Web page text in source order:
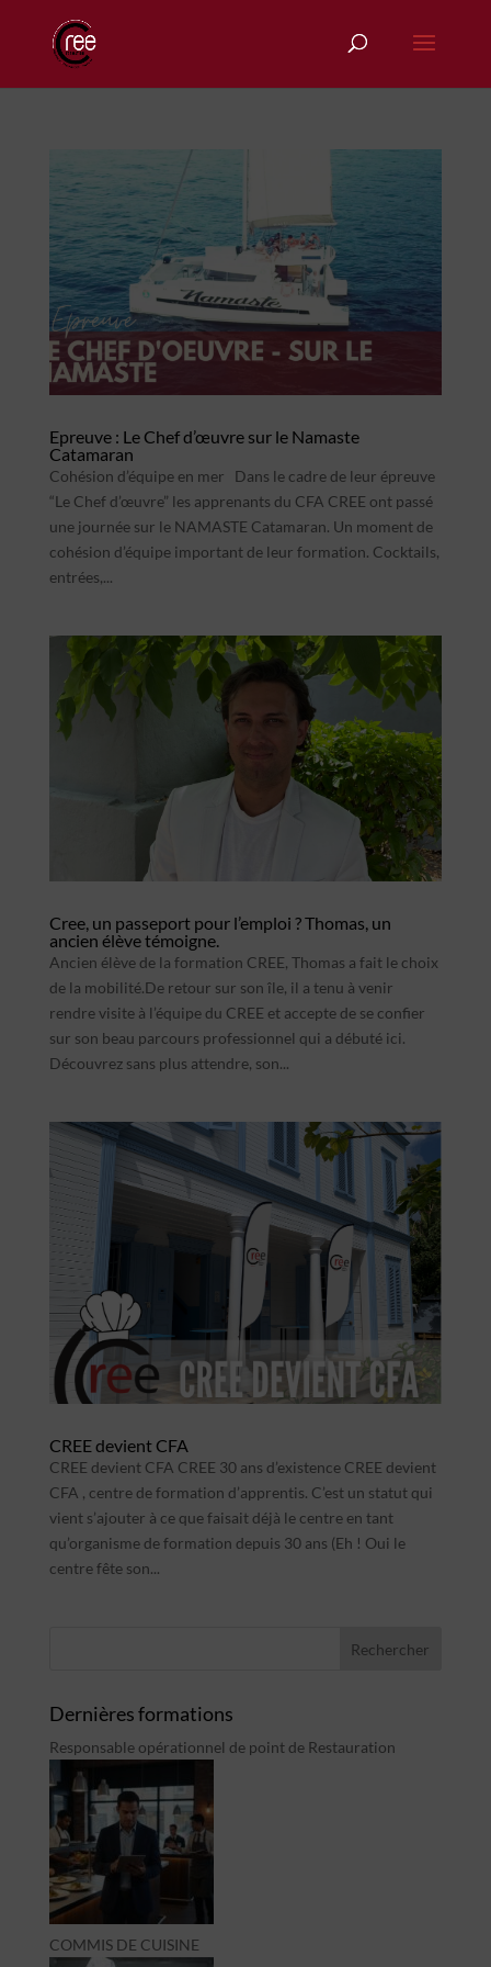
Epreuve : Le Chef d’œuvre sur le Namaste
Catamaran
Cohésion d’équipe en mer Dans le cadre de leur épreuve
“Le Chef d’œuvre” les apprenants du CFA CREE ont passé
une journée sur le NAMASTE Catamaran. Un moment de
cohésion d’équipe important de leur formation. Cocktails,
entrées,...
Cree, un passeport pour l’emploi ? Thomas, un
ancien élève témoigne.
Ancien élève de la formation CREE, Thomas a fait le choix
de la mobilité.De retour sur son île, il a tenu à venir
rendre visite à l’équipe du CREE et accepte de se confier
sur son beau parcours professionnel qui a débuté ici.
Découvrez sans plus attendre, son...
CREE devient CFA
CREE devient CFA CREE 30 ans d’existence CREE devient
CFA , centre de formation d’apprentis. C’est un statut qui
vient s’ajouter à ce que faisait déjà le centre en tant
qu’organisme de formation depuis 30 ans (Eh ! Oui le
centre fête son...
Dernières formations
Responsable opérationnel de point de Restauration
COMMIS DE CUISINE